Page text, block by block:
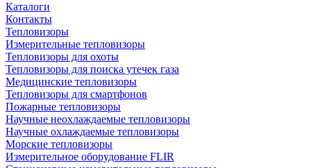
Каталоги
Контакты
Тепловизоры
Измерительные тепловизоры
Тепловизоры для охоты
Тепловизоры для поиска утечек газа
Медицинские тепловизоры
Тепловизоры для смартфонов
Пожарные тепловизоры
Научные неохлаждаемые тепловизоры
Научные охлаждаемые тепловизоры
Морские тепловизоры
Измерительное оборудование FLIR